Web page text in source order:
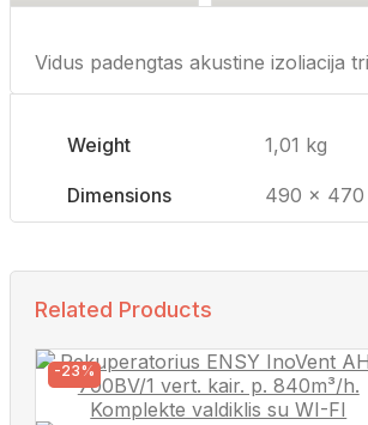
Vidus padengtas akustine izoliacija
Weight 1,01 kg
Dimensions 490 × 470
Related Products
-23%